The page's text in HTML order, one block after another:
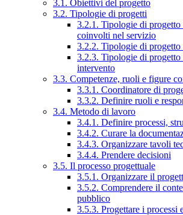
3.1. Obiettivi del progetto
3.2. Tipologie di progetti
3.2.1. Tipologie di progetto
coinvolti nel servizio
3.2.2. Tipologie di progetto
3.2.3. Tipologie di progetto
intervento
3.3. Competenze, ruoli e figure
3.3.1. Coordinatore di
3.3.2. Definire ruoli e
3.4. Metodo di lavoro
3.4.1. Definire processi,
3.4.2. Curare la
3.4.3. Organizzare tavoli
3.4.4. Prendere decisioni
3.5. Il processo progettuale
3.5.1. Organizzare il
3.5.2. Comprendere il
pubblico
3.5.3. Progettare i processi